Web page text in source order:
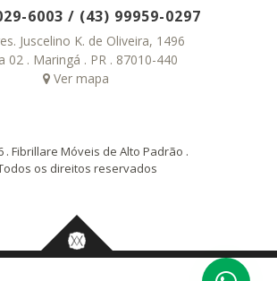
6003 / (43) 99959-0297
Juscelino K. de Oliveira, 1496
02 . Maringá . PR . 87010-440
Ver mapa
. Fibrillare Móveis de Alto Padrão .
os direitos reservados